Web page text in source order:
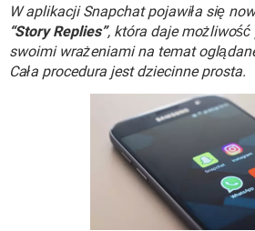
WINDOWS 10
INSTAGRAM
WINDOWS 10
GRY
SPOTIFY
INSTAGRAM
COVID-19 TIKTOK
GRY
W aplikacji Snapchat pojawiła się
“Story Replies”, która daje
swoimi wrażeniami na temat
Cała procedura jest dziecinne prosta.